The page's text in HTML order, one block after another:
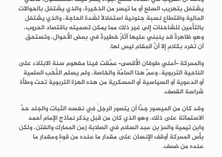
يشتغل بتهريب السلع أو ما تيسر من الذخيرة، والذي يشتغل بالحوالات
المالية واقتطاع نسبة جنونية استغلالًا لشدة الحاجة، والذي يشتغل
بالتأمين للشاحنات إلى غير ذلك مما يمكن تسميته باقتصاد الحروب،
وهو ظاهرةٌ قد ينبني عليها آثارٌ خطيرةٌ في بعض الأحوال، وتستحق
أن تُفرد بكلامٍ إلا أنَّ المقامَ ليس لها.
والمعركة -أعني طوفان الأقصى- عمَّقت فينا مفهوم سنة الابتلاء على
الناحية التربوية، وعمَّ هذا العامَّةَ والخاصة، ولم يسلم النُّخَب العلمية
أو الدعوية أو السياسية أو العسكرية من هذه الهزة التربوية تحت وطأة
شراسة القصف.
وقد كان من الميسور جدًّا أن يتصورَ الرجلُ في نفسه الثبات والجلد حدَّ
الاستماتة على ذلك، وهو الذي كان من قبلُ يذكر نماذج الإمام أحمد
وابن تيمية والعز بن عبد السلام في الصلابة زمن المعارك والفتن، ولكن
بأس المعركة أوقف الإنسان على مقدار ما عنده من قوةٍ ومقدار ما
عنده من ضعف.